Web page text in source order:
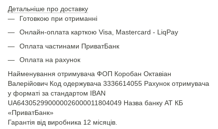
Детальніше про доставку
Готовкою при отриманні
Онлайн-оплата карткою Visa, Mastercard - LiqPay
Оплата частинами ПриватБанк
Оплата на рахунок
Найменування отримувача ФОП Коробан Октавіан
Валерійович Код одержувача 3336614055 Рахунок отримувача
у форматі за стандартом IBAN
UA643052990000026000011804049 Назва банку АТ КБ
«ПриватБанк»
Гарантія від виробника 12 місяців.